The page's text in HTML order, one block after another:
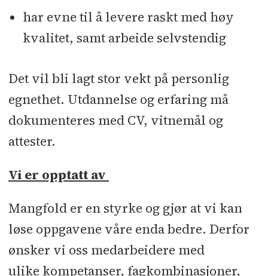
har evne til å levere raskt med høy
kvalitet, samt arbeide selvstendig
Det vil bli lagt stor vekt på personlig
egnethet. Utdannelse og erfaring må
dokumenteres med CV, vitnemål og
attester.
Vi er opptatt av
Mangfold er en styrke og gjør at vi kan
løse oppgavene våre enda bedre. Derfor
ønsker vi oss medarbeidere med
ulike kompetanser, fagkombinasjoner,